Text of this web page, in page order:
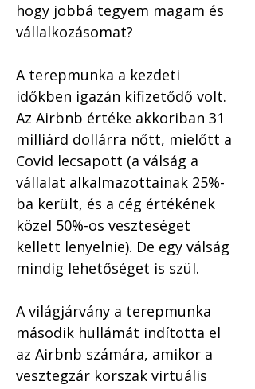
hogy jobbá tegyem magam és
vállalkozásomat?
A terepmunka a kezdeti
időkben igazán kifizetődő volt.
Az Airbnb értéke akkoriban 31
milliárd dollárra nőtt, mielőtt a
Covid lecsapott (a válság a
vállalat alkalmazottainak 25%-
ba került, és a cég értékének
közel 50%-os veszteséget
kellett lenyelnie). De egy válság
mindig lehetőséget is szül.
A világjárvány a terepmunka
második hullámát indította el
az Airbnb számára, amikor a
vesztegzár korszak virtuális